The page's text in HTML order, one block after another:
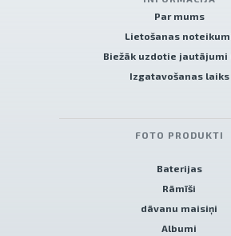
Par mums
Lietošanas
Biežāk uzdotie jautājumi
Izgatavošanas laiks
FOTO PRODUKTI
Baterijas
Rāmīši
dāvanu maisiņi
Albumi